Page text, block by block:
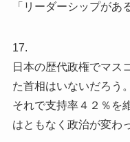
「リーダーシップがあ
17.
日本の歴代政権でマス
た首相はいないだろう。
それで支持率４２％を
はともなく政治が変わ